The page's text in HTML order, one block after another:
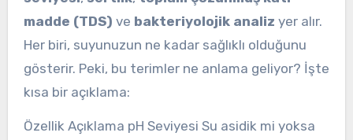
madde (TDS) ve bakteriyolojik analiz yer alır.
Her biri, suyunuzun ne kadar sağlıklı olduğunu
gösterir. Peki, bu terimler ne anlama geliyor? İşte
kısa bir açıklama:
Özellik Açıklama pH Seviyesi Su asidik mi yoksa